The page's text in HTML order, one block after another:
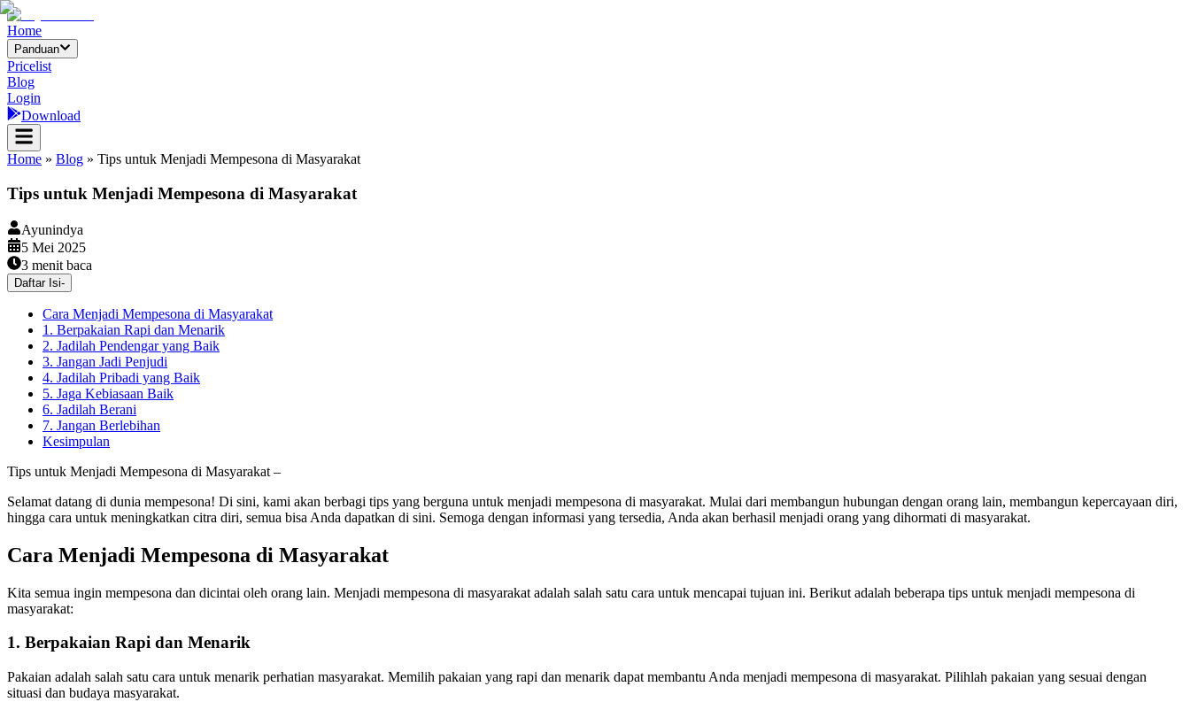
Home
Panduan
Pricelist
Blog
Login
Download
Home » Blog » Tips untuk Menjadi Mempesona di Masyarakat
Tips untuk Menjadi Mempesona di Masyarakat
Ayunindya
5 Mei 2025
3 menit baca
Daftar Isi-
Cara Menjadi Mempesona di Masyarakat
1. Berpakaian Rapi dan Menarik
2. Jadilah Pendengar yang Baik
3. Jangan Jadi Penjudi
4. Jadilah Pribadi yang Baik
5. Jaga Kebiasaan Baik
6. Jadilah Berani
7. Jangan Berlebihan
Kesimpulan
Tips untuk Menjadi Mempesona di Masyarakat –
Selamat datang di dunia mempesona! Di sini, kami akan berbagi tips yang berguna untuk menjadi mempesona di masyarakat. Mulai dari membangun hubungan dengan orang lain, membangun kepercayaan diri,
hingga cara untuk meningkatkan citra diri, semua bisa Anda dapatkan di sini. Semoga dengan informasi yang tersedia, Anda akan berhasil menjadi orang yang dihormati di masyarakat.
Cara Menjadi Mempesona di Masyarakat
Kita semua ingin mempesona dan dicintai oleh orang lain. Menjadi mempesona di masyarakat adalah salah satu cara untuk mencapai tujuan ini. Berikut adalah beberapa tips untuk menjadi mempesona di
masyarakat:
1. Berpakaian Rapi dan Menarik
Pakaian adalah salah satu cara untuk menarik perhatian masyarakat. Memilih pakaian yang rapi dan menarik dapat membantu Anda menjadi mempesona di masyarakat. Pilihlah pakaian yang sesuai dengan
situasi dan budaya masyarakat.